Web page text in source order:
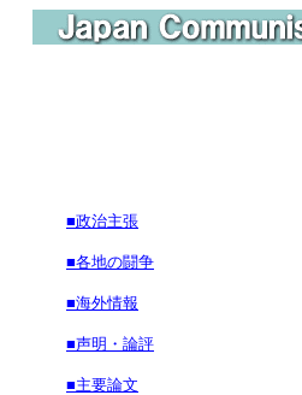
■政治主張
■各地の闘争
■海外情報
■声明・論評
■主要論文